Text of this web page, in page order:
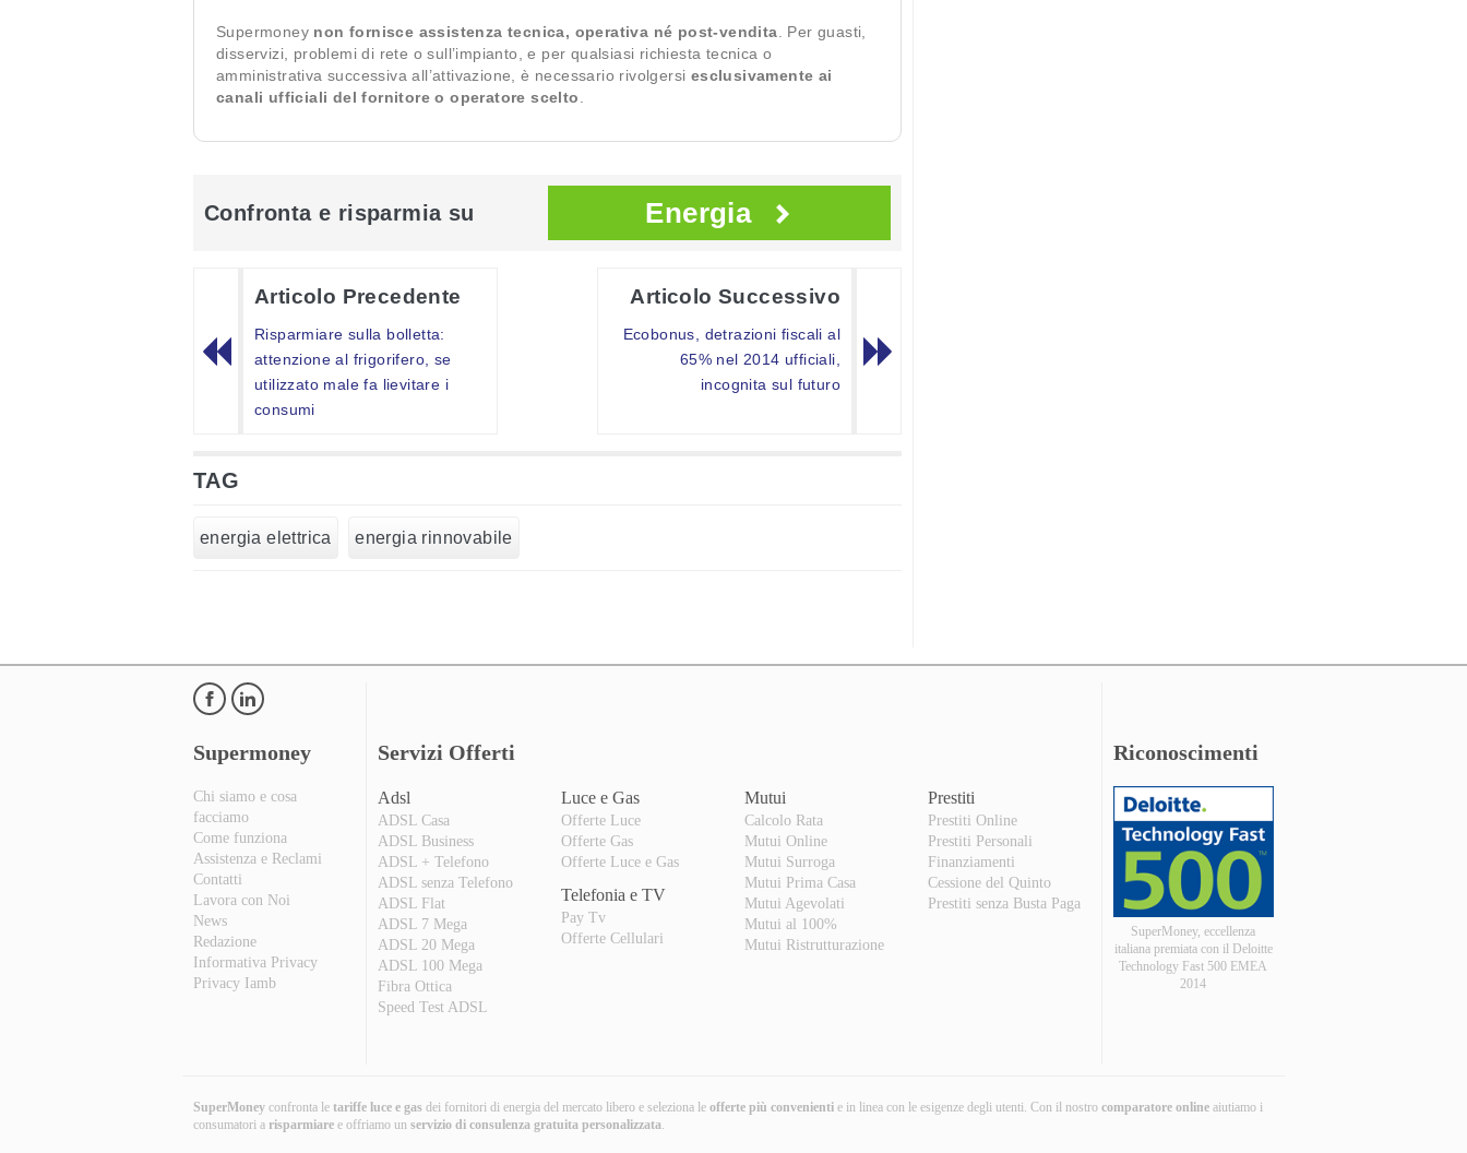
Supermoney non fornisce assistenza tecnica, operativa né post-vendita . Per guasti,
disservizi, problemi di rete o sull’impianto, e per qualsiasi richiesta tecnica o
amministrativa successiva all’attivazione, è necessario rivolgersi esclusivamente ai
canali ufficiali del fornitore o operatore scelto
Confronta e risparmia su Energia
Articolo Precedente
Risparmiare sulla bolletta:
attenzione al frigorifero, se
utilizzato male fa lievitare i
consumi
Articolo Successivo
Ecobonus, detrazioni fiscali al
65% nel 2014 ufficiali,
incognita sul futuro
TAG
energia elettrica energia rinnovabile
Supermoney
Chi siamo e cosa
facciamo
Come funziona
Assistenza e Reclami
Contatti
Lavora con Noi
News
Redazione
Informativa Privacy
Privacy Iamb
Servizi Offerti
Adsl
ADSL Casa
ADSL Business
ADSL + Telefono
ADSL senza Telefono
ADSL Flat
ADSL 7 Mega
ADSL 20 Mega
ADSL 100 Mega
Fibra Ottica
Speed Test ADSL
Luce e Gas
Offerte Luce
Offerte Gas
Offerte Luce e Gas
Telefonia e TV
Pay Tv
Offerte Cellulari
Mutui
Calcolo Rata
Mutui Online
Mutui Surroga
Mutui Prima Casa
Mutui Agevolati
Mutui al 100%
Mutui Ristrutturazione
Prestiti
Prestiti Online
Prestiti Personali
Finanziamenti
Cessione del Quinto
Prestiti senza Busta Paga
Riconoscimenti
SuperMoney, eccellenza
italiana premiata con il Deloitte
Technology Fast 500 EMEA
2014
SuperMoney confronta le tariffe luce e gas dei fornitori di energia del mercato libero e seleziona le offerte più convenienti e in linea con le esigenze degli utenti. Con il nostro comparatore online aiutiamo i
consumatori a risparmiare e offriamo un servizio di consulenza gratuita personalizzata.